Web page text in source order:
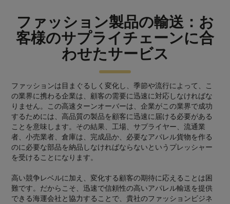
ファッション製品の輸送：お
客様のサプライチェーンに合
わせたサービス
ファッションは目まぐるしく変化し、季節や流行によって、こ
の業界に携わる企業は、顧客の需要に迅速に対応しなければな
りません。この高速ターンオーバーは、企業がこの業界で成功
するためには、高品質の製品を顧客に迅速に届ける必要がある
ことを意味します。その結果、工場、サプライヤー、流通業
者、小売業者、倉庫は、完成品か、必要なアパレル貨物を作る
のに必要な部品を納品しなければならないというプレッシャー
を受けることになります。
高い競争レベルに加え、変化する顧客の期待に応えることは困
難です。だからこそ、迅速で信頼性の高いアパレル輸送を提供
できる海運会社と協力することで、貴社のファッションビジネ